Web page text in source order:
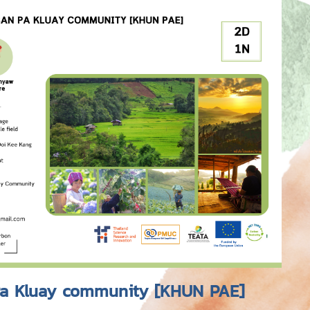
Kluay community [KHUN PAE]